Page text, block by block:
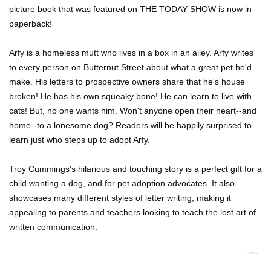
picture book that was featured on THE TODAY SHOW is now in
paperback!
Arfy is a homeless mutt who lives in a box in an alley. Arfy writes
to every person on Butternut Street about what a great pet he'd
make. His letters to prospective owners share that he's house
broken! He has his own squeaky bone! He can learn to live with
cats! But, no one wants him. Won't anyone open their heart--and
home--to a lonesome dog? Readers will be happily surprised to
learn just who steps up to adopt Arfy.
Troy Cummings's hilarious and touching story is a perfect gift for a
child wanting a dog, and for pet adoption advocates. It also
showcases many different styles of letter writing, making it
appealing to parents and teachers looking to teach the lost art of
written communication.